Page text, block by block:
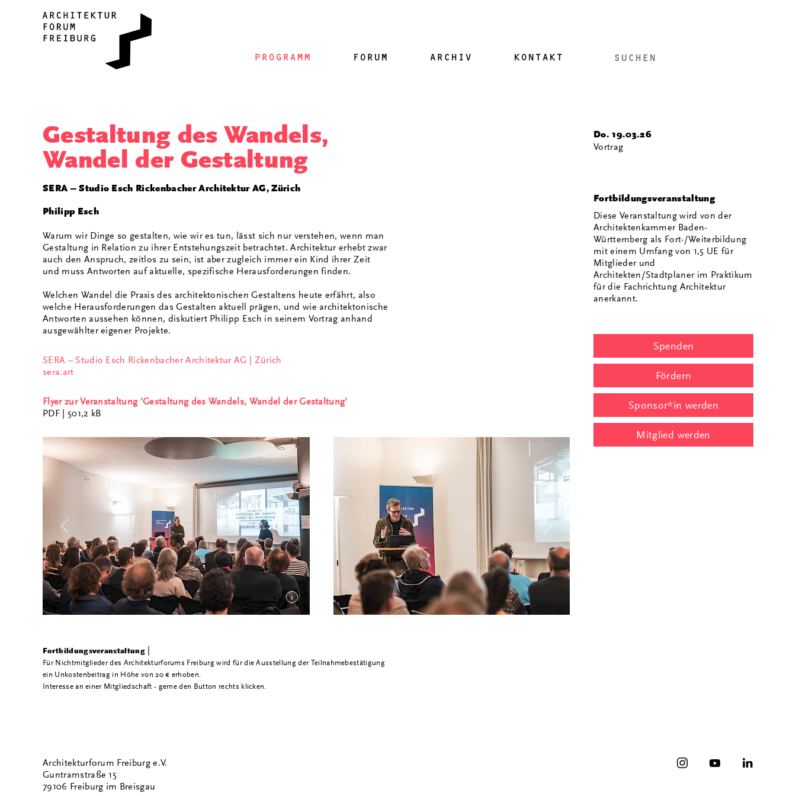
PROGRAMM FORUM ARCHIV KONTAKT
Gestaltung des Wandels,
Wandel der Gestaltung
SERA – Studio Esch Rickenbacher Architektur AG, Zürich
Philipp Esch
Warum wir Dinge so gestalten, wie wir es tun, lässt sich nur verstehen, wenn man
Gestaltung in Relation zu ihrer Entstehungszeit betrachtet. Architektur erhebt zwar
auch den Anspruch, zeitlos zu sein, ist aber zugleich immer ein Kind ihrer Zeit
und muss Antworten auf aktuelle, spezifische Herausforderungen finden.
Welchen Wandel die Praxis des architektonischen Gestaltens heute erfährt, also
welche Herausforderungen das Gestalten aktuell prägen, und wie architektonische
Antworten aussehen können, diskutiert Philipp Esch in seinem Vortrag anhand
ausgewählter eigener Projekte.
SERA – Studio Esch Rickenbacher Architektur AG | Zürich
sera.art
Flyer zur Veranstaltung 'Gestaltung des Wandels, Wandel der Gestaltung'
PDF| 501,2 kB
i
Fortbildungsveranstaltung
Für Nichtmitglieder des Architekturforums Freiburg wird für die Ausstellung der Teilnahmebestätigung
ein Unkostenbeitrag in Höhe von 20 € erhoben.
Interesse an einer Mitgliedschaft - gerne den Button rechts klicken.
Do. 19.03.26
Vortrag
Fortbildungsveranstaltung
Diese Veranstaltung wird von der
Architektenkammer Baden-
Württemberg als Fort-/Weiterbildung
mit einem Umfang von 1,5 UE für
Mitglieder und
Architekten/Stadtplaner im Praktikum
für die Fachrichtung Architektur
anerkannt.
Spenden
Fördern
Sponsor*in werden
Mitglied werden
Architekturforum Freiburg e.V.
Guntramstraße 15
79106 Freiburg im Breisgau